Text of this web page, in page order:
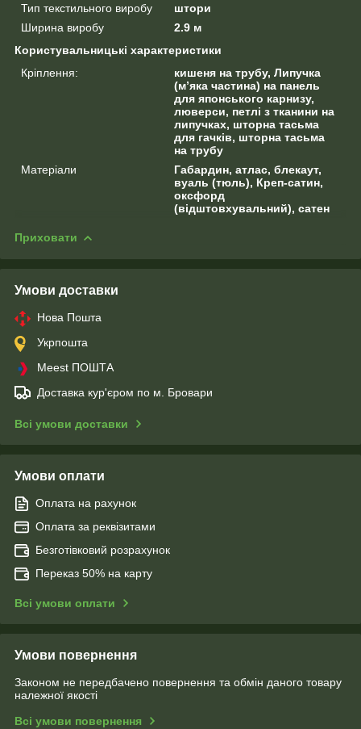
Тип текстильного виробу
штори
Ширина виробу
2.9 м
Користувальницькі характеристики
Кріплення:
кишеня на трубу, Липучка
(м’яка частина) на панель
для японського карнизу,
люверси, петлі з тканини на
липучках, шторна тасьма
для гачків, шторна тасьма
на трубу
Матеріали
Габардин, атлас, блекаут,
вуаль (тюль), Креп-сатин,
оксфорд
(відштовхувальний), сатен
Приховати
Умови доставки
Нова Пошта
Укрпошта
Meest ПОШТА
Доставка кур'єром по м. Бровари
Всі умови доставки
Умови оплати
Оплата на рахунок
Оплата за реквізитами
Безготівковий розрахунок
Переказ 50% на карту
Всі умови оплати
Умови повернення
Законом не передбачено повернення та обмін даного товару
належної якості
Всі умови повернення